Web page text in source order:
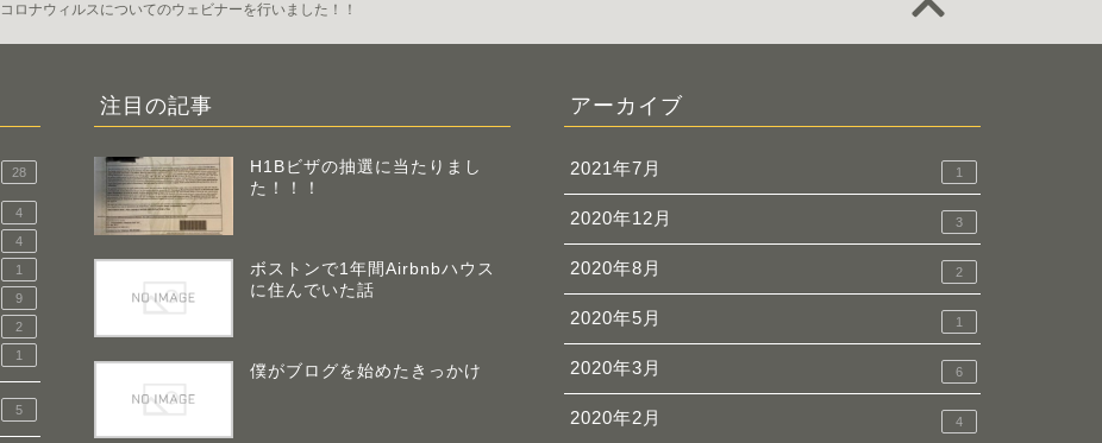
コロナウィルスについてのウェビナーを行いました！！
28
4
4
1
9
2
1
5
注目の記事
H1Bビザの抽選に当たりまし
た！！！
ボストンで1年間Airbnbハウス
に住んでいた話
僕がブログを始めたきっかけ
アーカイブ
2021年7月 1
2020年12月 3
2020年8月 2
2020年5月 1
2020年3月 6
2020年2月 4